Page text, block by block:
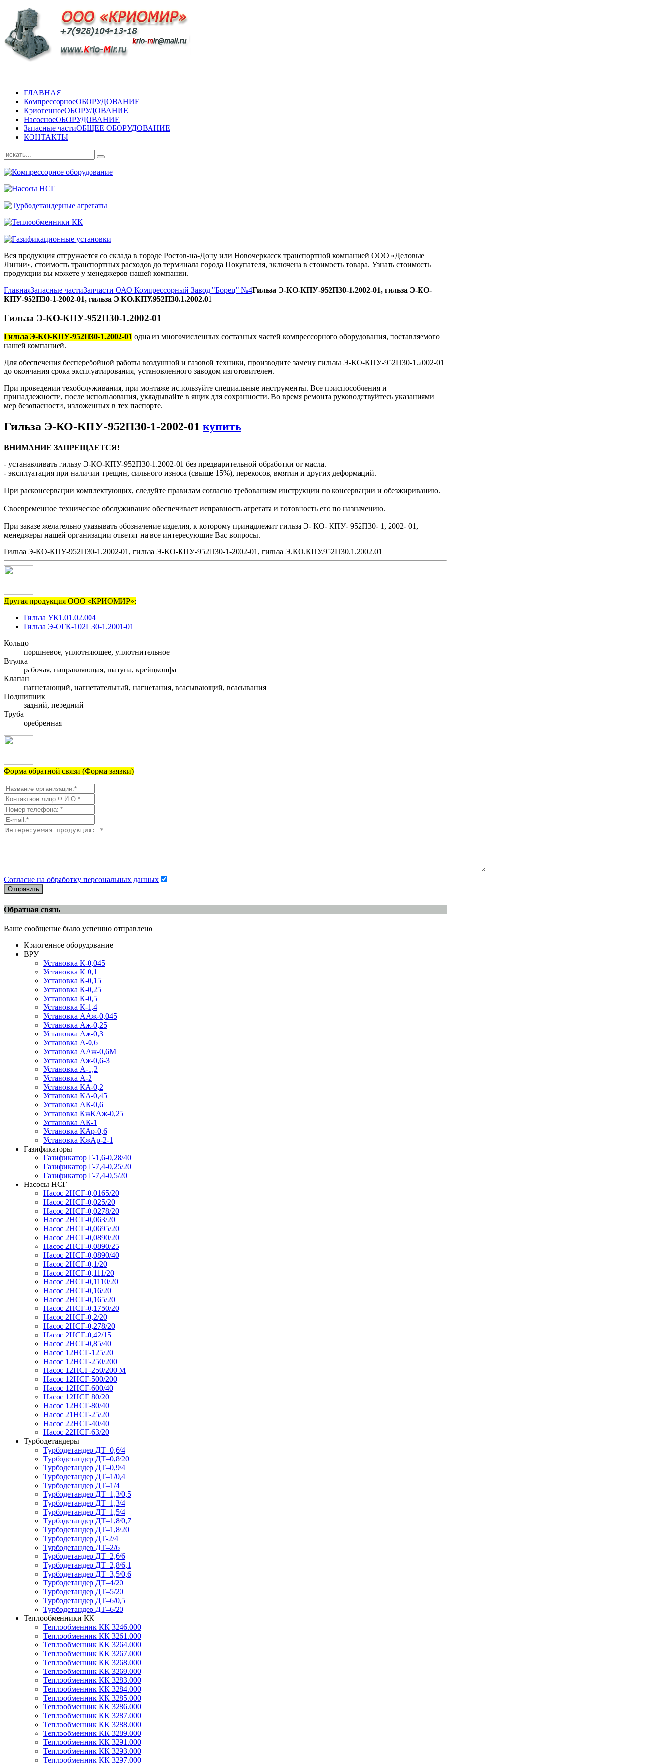
ГЛАВНАЯ
КомпрессорноеОБОРУДОВАНИЕ
КриогенноеОБОРУДОВАНИЕ
НасосноеОБОРУДОВАНИЕ
Запасные частиОБЩЕЕ ОБОРУДОВАНИЕ
КОНТАКТЫ
Вся продукция отгружается со склада в городе Ростов-на-Дону или Новочеркасск транспортной компанией ООО «Деловые
Линии», стоимость транспортных расходов до терминала города Покупателя, включена в стоимость товара. Узнать стоимость
продукции вы можете у менеджеров нашей компании.
ГлавнаяЗапасные частиЗапчасти ОАО Компрессорный Завод "Борец" №4Гильза Э-КО-КПУ-952П30-1.2002-01, гильза Э-КО-
КПУ-952П30-1-2002-01, гильза Э.КО.КПУ.952П30.1.2002.01
Гильза Э-КО-КПУ-952П30-1.2002-01
Гильза Э-КО-КПУ-952П30-1.2002-01 одна из многочисленных составных частей компрессорного оборудования, поставляемого
нашей компанией.
Для обеспечения бесперебойной работы воздушной и газовой техники, производите замену гильзы Э-КО-КПУ-952П30-1.2002-01
до окончания срока эксплуатирования, установленного заводом изготовителем.
При проведении техобслуживания, при монтаже используйте специальные инструменты. Все приспособления и
принадлежности, после использования, укладывайте в ящик для сохранности. Во время ремонта руководствуйтесь указаниями
мер безопасности, изложенных в тех паспорте.
Гильза Э-КО-КПУ-952П30-1-2002-01 купить
ВНИМАНИЕ ЗАПРЕЩАЕТСЯ!
- устанавливать гильзу Э-КО-КПУ-952П30-1.2002-01 без предварительной обработки от масла.
- эксплуатация при наличии трещин, сильного износа (свыше 15%), перекосов, вмятин и других деформаций.
При расконсервации комплектующих, следуйте правилам согласно требованиям инструкции по консервации и обезжириванию.
Своевременное техническое обслуживание обеспечивает исправность агрегата и готовность его по назначению.
При заказе желательно указывать обозначение изделия, к которому принадлежит гильза Э- КО- КПУ- 952П30- 1, 2002- 01,
менеджеры нашей организации ответят на все интересующие Вас вопросы.
Гильза Э-КО-КПУ-952П30-1.2002-01, гильза Э-КО-КПУ-952П30-1-2002-01, гильза Э.КО.КПУ.952П30.1.2002.01
Другая продукция ООО «КРИОМИР»:
Гильза УК1.01.02.004
Гильза Э-ОГК-102П30-1.2001-01
Кольцо
поршневое, уплотняющее, уплотнительное
Втулка
рабочая, направляющая, шатуна, крейцкопфа
Клапан
нагнетающий, нагнетательный, нагнетания, всасывающий, всасывания
Подшипник
задний, передний
Труба
оребренная
Форма обратной связи (Форма заявки)
Согласие на обработку персональных данных
Отправить
Обратная связь
Ваше сообщение было успешно отправлено
Криогенное оборудование
ВРУ
Установка К-0,045
Установка К-0,1
Установка К-0,15
Установка К-0,25
Установка К-0,5
Установка К-1,4
Установка ААж-0,045
Установка Аж-0,25
Установка Аж-0,3
Установка А-0,6
Установка ААж-0,6М
Установка Аж-0,6-3
Установка А-1,2
Установка А-2
Установка КА-0,2
Установка КА-0,45
Установка АК-0,6
Установка КжКАж-0,25
Установка АК-1
Установка КАр-0,6
Установка КжАр-2-1
Газификаторы
Газификатор Г-1,6-0,28/40
Газификатор Г-7,4-0,25/20
Газификатор Г-7,4-0,5/20
Насосы НСГ
Насос 2НСГ-0,0165/20
Насос 2НСГ-0,025/20
Насос 2НСГ-0,0278/20
Насос 2НСГ-0,063/20
Насос 2НСГ-0,0695/20
Насос 2НСГ-0,0890/20
Насос 2НСГ-0,0890/25
Насос 2НСГ-0,0890/40
Насос 2НСГ-0,1/20
Насос 2НСГ-0,111/20
Насос 2НСГ-0,1110/20
Насос 2НСГ-0,16/20
Насос 2НСГ-0,165/20
Насос 2НСГ-0,1750/20
Насос 2НСГ-0,2/20
Насос 2НСГ-0,278/20
Насос 2НСГ-0,42/15
Насос 2НСГ-0,85/40
Насос 12НСГ-125/20
Насос 12НСГ-250/200
Насос 12НСГ-250/200 М
Насос 12НСГ-500/200
Насос 12НСГ-600/40
Насос 12НСГ-80/20
Насос 12НСГ-80/40
Насос 21НСГ-25/20
Насос 22НСГ-40/40
Насос 22НСГ-63/20
Турбодетандеры
Турбодетандер ДТ–0,6/4
Турбодетандер ДТ–0,8/20
Турбодетандер ДТ–0,9/4
Турбодетандер ДТ–1/0,4
Турбодетандер ДТ–1/4
Турбодетандер ДТ–1,3/0,5
Турбодетандер ДТ–1,3/4
Турбодетандер ДТ–1,5/4
Турбодетандер ДТ–1,8/0,7
Турбодетандер ДТ–1,8/20
Турбодетандер ДТ-2/4
Турбодетандер ДТ–2/6
Турбодетандер ДТ–2,6/6
Турбодетандер ДТ–2,8/6,1
Турбодетандер ДТ–3,5/0,6
Турбодетандер ДТ–4/20
Турбодетандер ДТ–5/20
Турбодетандер ДТ–6/0,5
Турбодетандер ДТ–6/20
Теплообменники КК
Теплообменник КК 3246.000
Теплообменник КК 3261.000
Теплообменник КК 3264.000
Теплообменник КК 3267.000
Теплообменник КК 3268.000
Теплообменник КК 3269.000
Теплообменник КК 3283.000
Теплообменник КК 3284.000
Теплообменник КК 3285.000
Теплообменник КК 3286.000
Теплообменник КК 3287.000
Теплообменник КК 3288.000
Теплообменник КК 3289.000
Теплообменник КК 3291.000
Теплообменник КК 3293.000
Теплообменник КК 3297.000